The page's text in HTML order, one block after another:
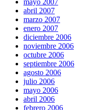
mayo 2007
abril 2007
marzo 2007
enero 2007
diciembre 2006
noviembre 2006
octubre 2006
septiembre 2006
agosto 2006
julio 2006
mayo 2006
abril 2006
febrero 2006